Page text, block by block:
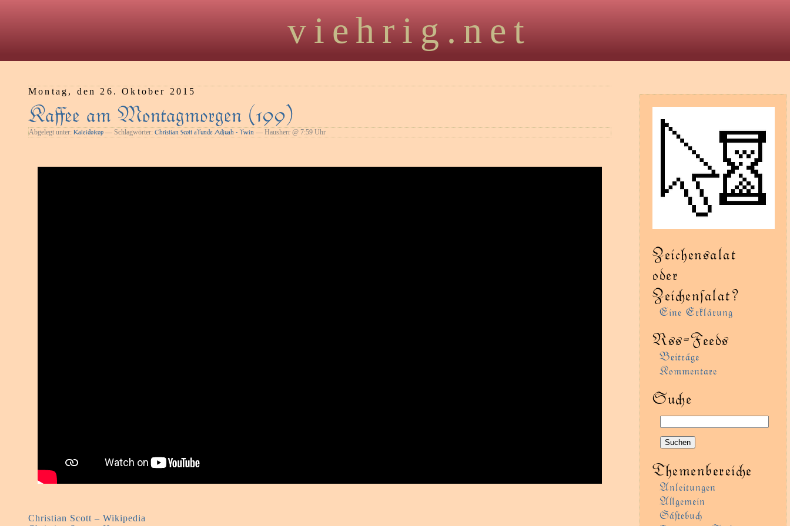
viehrig.net
Montag, den 26. Oktober 2015
Kaﬀee am Montagmorgen (199)
Abgelegt unter: Kaleidoſcop — Schlagwörter: Christian Scott aTunde Adjuah - Twin — Hausherr @ 7:59 Uhr
Christian Scott – Wikipedia
Zeichensalat
oder
Zeienſalat?
Eine Erklärung
Rss-Feeds
Beiträge
Kommentare
Sue
Themenbereie
Anleitungen
Agemein
Gäﬅebu